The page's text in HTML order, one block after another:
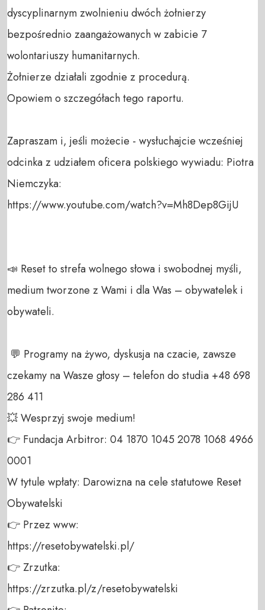
dyscyplinarnym zwolnieniu dwóch żołnierzy
bezpośrednio zaangażowanych w zabicie 7
wolontariuszy humanitarnych.
Żołnierze działali zgodnie z procedurą.
Opowiem o szczegółach tego raportu.
Zapraszam i, jeśli możecie - wysłuchajcie wcześniej
odcinka z udziałem oficera polskiego wywiadu: Piotra
Niemczyka:
https://www.youtube.com/watch?v=Mh8Dep8GijU
📣 Reset to strefa wolnego słowa i swobodnej myśli,
medium tworzone z Wami i dla Was – obywatelek i
obywateli.
czekamy na Wasze głosy – telefon do studia +48 698
286 411
💥 Wesprzyj swoje medium!
👉 Fundacja Arbitror: 04 1870 1045 2078 1068 4966
0001
W tytule wpłaty: Darowizna na cele statutowe Reset
Obywatelski
👉 Przez www:
https://resetobywatelski.pl/
👉 Zrzutka:
https://zrzutka.pl/z/resetobywatelski